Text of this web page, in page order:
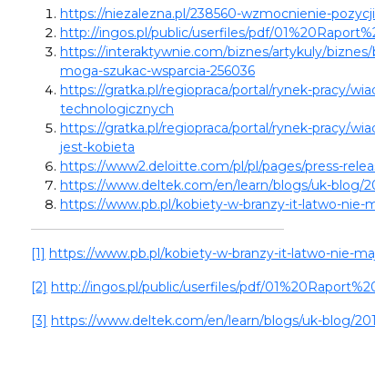
https://niezalezna.pl/238560-wzmocnienie-
http://ingos.pl/public/userfiles/pdf/
https://interaktywnie.com/biznes/artykuly/
moga-szukac-wsparcia-256036
https://gratka.pl/regiopraca/portal/rynek-pracy/
technologicznych
https://gratka.pl/regiopraca/portal/rynek-pracy/
jest-kobieta
https://www2.deloitte.com/pl/pl/pages/press-
https://www.deltek.com/en/learn/blogs/uk-blog/
https://www.pb.pl/kobiety-w-branzy-it-latwo-nie-
[1] https://www.pb.pl/kobiety-w-branzy-it-latwo-nie-
[2] http://ingos.pl/public/userfiles/pdf/
[3] https://www.deltek.com/en/learn/blogs/uk-blog/